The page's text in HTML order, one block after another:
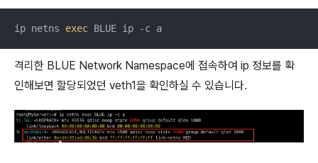
ip netns exec BLUE ip -c a
격리한 BLUE Network Namespace에 접속하여 ip 정보를 확
인해보면 할당되었던 veth1을 확인하실 수 있습니다.